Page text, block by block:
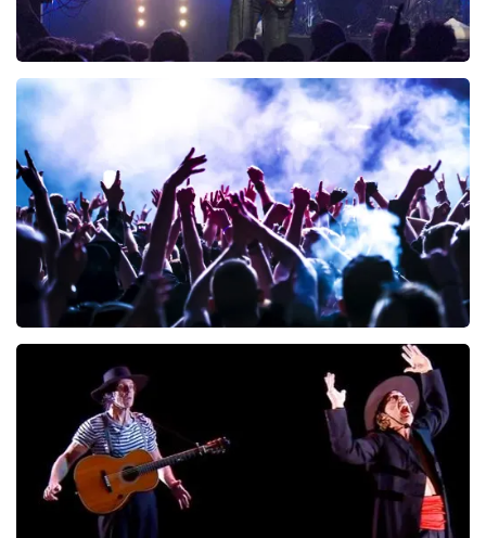
BESTEL NU
200laatste 30 minuten
BESTEL NU